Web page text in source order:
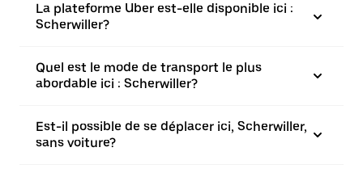
La plateforme Uber est-elle disponible ici :
Scherwiller?
Quel est le mode de transport le plus
abordable ici : Scherwiller?
Est-il possible de se déplacer ici, Scherwiller,
sans voiture?